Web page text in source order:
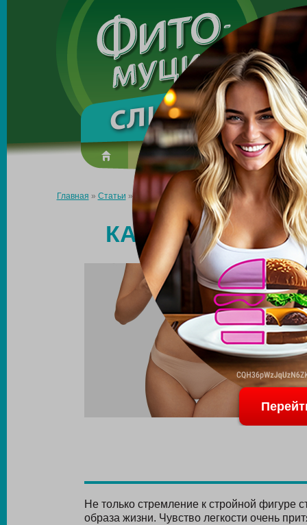
Made in the UK
О препарате Усиль эффект
Главная » Статьи »Как сохранить чувство легкости?
КАК
Не только стремление к стройной фигуре
образа жизни. Чувство легкости очень